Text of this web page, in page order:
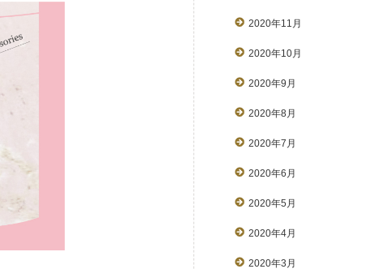
2020年11月
2020年10月
2020年9月
2020年8月
2020年7月
2020年6月
2020年5月
2020年4月
2020年3月